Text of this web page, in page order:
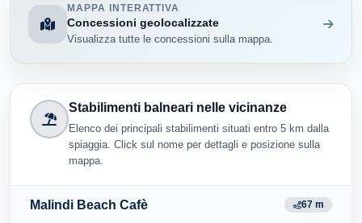
MAPPA INTERATTIVA
Concessioni geolocalizzate
Visualizza tutte le concessioni sulla mappa.
Stabilimenti balneari nelle vicinanze
Elenco dei principali stabilimenti situati entro 5 km dalla
spiaggia. Click sul nome per dettagli e posizione sulla
mappa.
Malindi Beach Cafè 67 m